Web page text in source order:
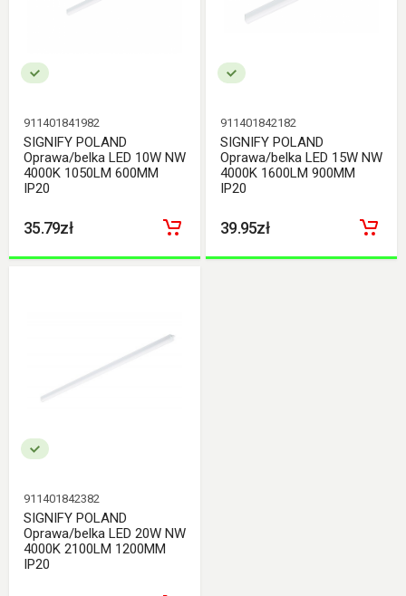
911401841982
SIGNIFY POLAND
Oprawa/belka LED 10W NW
4000K 1050LM 600MM
IP20
35.79zł
911401842182
SIGNIFY POLAND
Oprawa/belka LED 15W NW
4000K 1600LM 900MM
IP20
39.95zł
911401842382
SIGNIFY POLAND
Oprawa/belka LED 20W NW
4000K 2100LM 1200MM
IP20